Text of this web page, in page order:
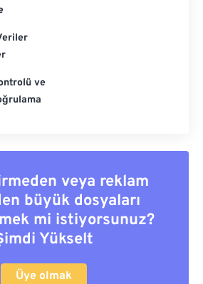
ve
veya reklam
büyük dosyaları
mi istiyorsunuz?
Yükselt
Üye olmak